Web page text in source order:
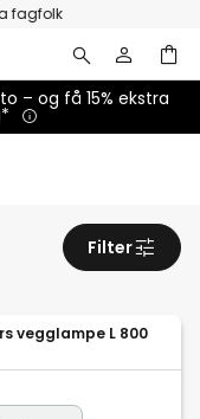
– og få 15% ekstra
vegglampe L 800
Filter